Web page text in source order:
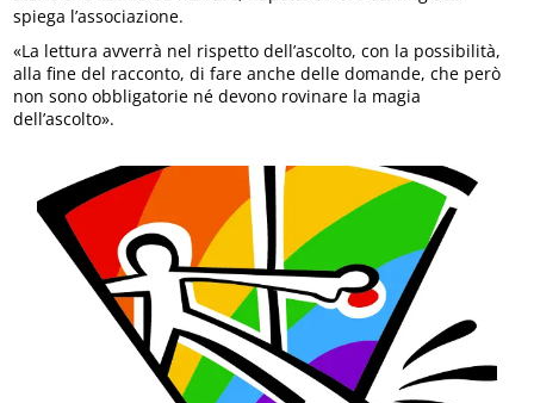
spiega l’associazione.
«La lettura avverrà nel rispetto dell’ascolto, con la possibilità,
alla fine del racconto, di fare anche delle domande, che però
non sono obbligatorie né devono rovinare la magia
dell’ascolto».